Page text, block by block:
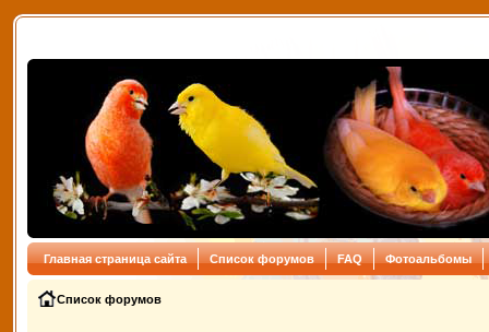
Главная страница сайта Список форумов FAQ Фотоальбомы
Список форумов